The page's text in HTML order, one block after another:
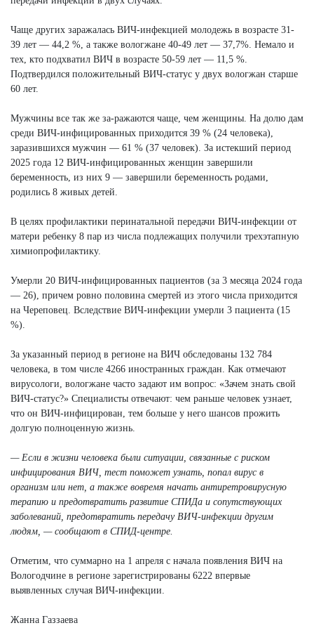
Чаще других заражалась ВИЧ-инфекцией молодежь в возрасте 31-
39 лет — 44,2 %, а также вологжане 40-49 лет — 37,7%. Немало и
тех, кто подхватил ВИЧ в возрасте 50-59 лет — 11,5 %.
Подтвердился положительный ВИЧ-статус у двух вологжан старше
60 лет.
Мужчины все так же за-ражаются чаще, чем женщины. На долю дам
среди ВИЧ-инфицированных приходится 39 % (24 человека),
заразившихся мужчин — 61 % (37 человек). За истекший период
2025 года 12 ВИЧ-инфицированных женщин завершили
беременность, из них 9 — завершили беременность родами,
родились 8 живых детей.
В целях профилактики перинатальной передачи ВИЧ-инфекции от
матери ребенку 8 пар из числа подлежащих получили трехэтапную
химиопрофилактику.
Умерли 20 ВИЧ-инфицированных пациентов (за 3 месяца 2024 года
— 26), причем ровно половина смертей из этого числа приходится
на Череповец. Вследствие ВИЧ-инфекции умерли 3 пациента (15
%).
За указанный период в регионе на ВИЧ обследованы 132 784
человека, в том числе 4266 иностранных граждан. Как отмечают
вирусологи, вологжане часто задают им вопрос: «Зачем знать свой
ВИЧ-статус?» Специалисты отвечают: чем раньше человек узнает,
что он ВИЧ-инфицирован, тем больше у него шансов прожить
долгую полноценную жизнь.
— Если в жизни человека были ситуации, связанные с риском
инфицирования ВИЧ, тест поможет узнать, попал вирус в
организм или нет, а также вовремя начать антиретровирусную
терапию и предотвратить развитие СПИДа и сопутствующих
заболеваний, предотвратить передачу ВИЧ-инфекции другим
людям, — сообщают в СПИД-центре.
Отметим, что суммарно на 1 апреля с начала появления ВИЧ на
Вологодчине в регионе зарегистрированы 6222 впервые
выявленных случая ВИЧ-инфекции.
Жанна Газзаева